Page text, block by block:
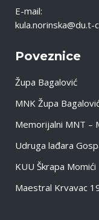
E-mail:
kula.norinska@du.t-
Poveznice
Župa Bagalović
MNK Župa
Memorijalni MNT –
Udruga lađara
KUU Škrapa Momići
Maestral Krvavac